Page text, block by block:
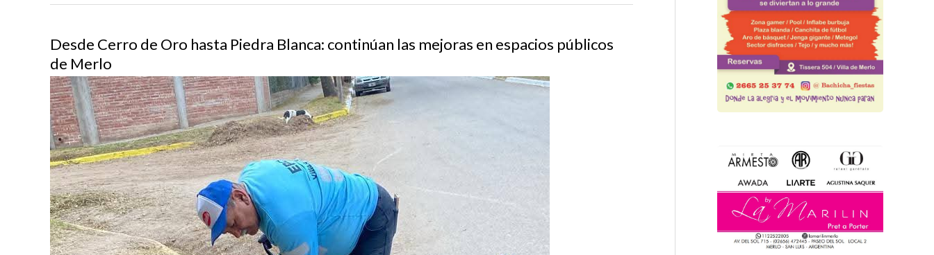
Desde Cerro de Oro hasta Piedra Blanca: continúan las mejoras en espacios públicos
de Merlo